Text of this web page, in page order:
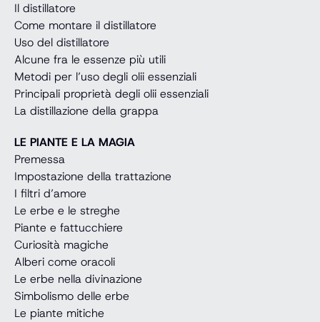
Il distillatore
Come montare il distillatore
Uso del distillatore
Alcune fra le essenze più utili
Metodi per l’uso degli olii essenziali
Principali proprietà degli olii essenziali
La distillazione della grappa
LE PIANTE E LA MAGIA
Premessa
Impostazione della trattazione
I filtri d’amore
Le erbe e le streghe
Piante e fattucchiere
Curiosità magiche
Alberi come oracoli
Le erbe nella divinazione
Simbolismo delle erbe
Le piante mitiche